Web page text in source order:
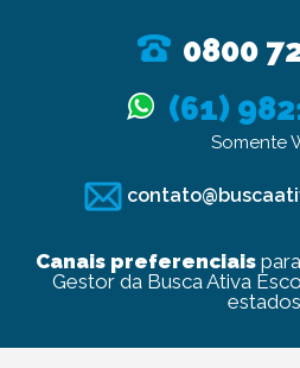
0800
(61)
Somente
Canais preferenciais
Gestor da Busca Ativa